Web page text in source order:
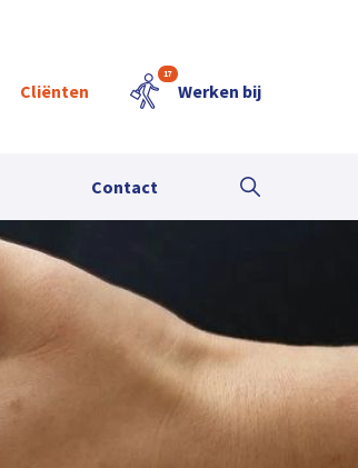
Cliënten
17
Werken bij
Contact